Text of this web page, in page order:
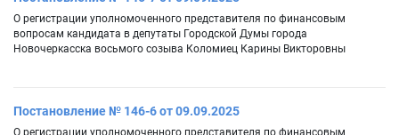
О регистрации уполномоченного представителя по финансовым
вопросам кандидата в депутаты Городской Думы города
Новочеркасска восьмого созыва Коломиец Карины Викторовны
Постановление № 146-6 от 09.09.2025
О регистрации уполномоченного представителя по финансовым